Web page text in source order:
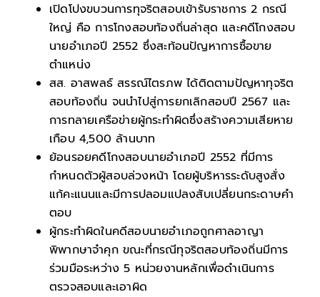
เปิดโปงขบวนการทุจริตสอบเข้ารับราชการ 2 กรณี
ใหญ่ คือ การโกงสอบท้องถิ่นล่าสุด และคดีโกงสอบ
นายอำเภอปี 2552 ซึ่งสะท้อนปัญหาการซื้อขาย
ตำแหน่ง
สส. อาสพลธ์ สรรณ์ไตรภพ ได้ติดตามปัญหาทุจริต
สอบท้องถิ่น จนนำไปสู่การยกเลิกสอบปี 2567 และ
การทลายเครือข่ายผู้กระทำผิดซึ่งสร้างความเสียหาย
เกือบ 4,500 ล้านบาท
ย้อนรอยคดีโกงสอบนายอำเภอปี 2552 ที่มีการ
กำหนดตัวผู้สอบล่วงหน้า โดยผู้บริหารระดับสูงสั่ง
แก้คะแนนและมีการปลอมแปลงสับเปลี่ยนกระดาษคำ
ตอบ
ผู้กระทำผิดในคดีสอบนายอำเภอถูกศาลอาญา
พิพากษาจำคุก ขณะที่กรณีทุจริตสอบท้องถิ่นมีการ
ร่วมมือระหว่าง 5 หน่วยงานหลักเพื่อดำเนินการ
ตรวจสอบและเอาผิด